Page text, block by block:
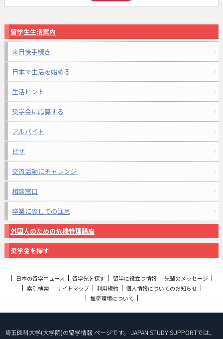
留学生生活案内
来日後手続き
日本で生活を始める
生活ヒント
奨学金に応募する
アルバイト
ビザ
交流活動にチャレンジ
相談窓口
卒業に際しての注意
外国人のための危機管理講座
奨学金を探す
日本の留学ニュース 留学先を探す 留学に役立つ情報
先輩のメッセージ
索引検索
サイトマップ 利用規約
個人情報についてのお知らせ
推奨環境について
埼玉医科大学(大学院)の留学情報 ページです。 JAPAN STUDY SUPPORTでは、